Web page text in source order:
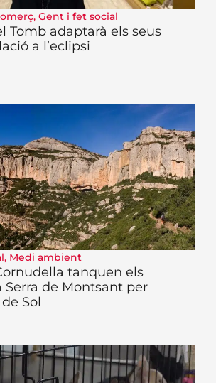
, Gent i fet social
Tomb adaptarà els seus
a l’eclipsi
, Medi ambient
tanquen els
Serra de Montsant per
Sol